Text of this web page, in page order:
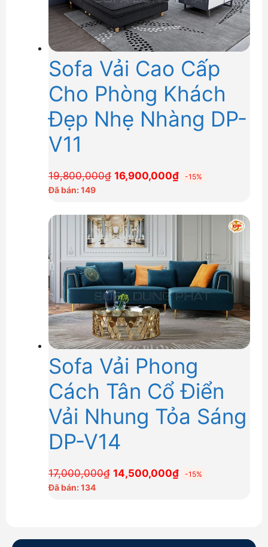
Sofa Vải Cao Cấp
Cho Phòng Khách
Đẹp Nhẹ Nhàng DP-
V11
19,800,000₫ Giá
19,800,000₫.
16,900,000₫Giá
16,900,000₫.
-15%
Đã bán: 149
Sofa Vải Phong
Cách Tân Cổ Điển
Vải Nhung Tỏa Sáng
DP-V14
17,000,000₫ Giá
14,500,000₫Giá
-15%
Đã bán: 134